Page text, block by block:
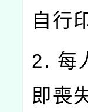
自行
2. 每
即喪